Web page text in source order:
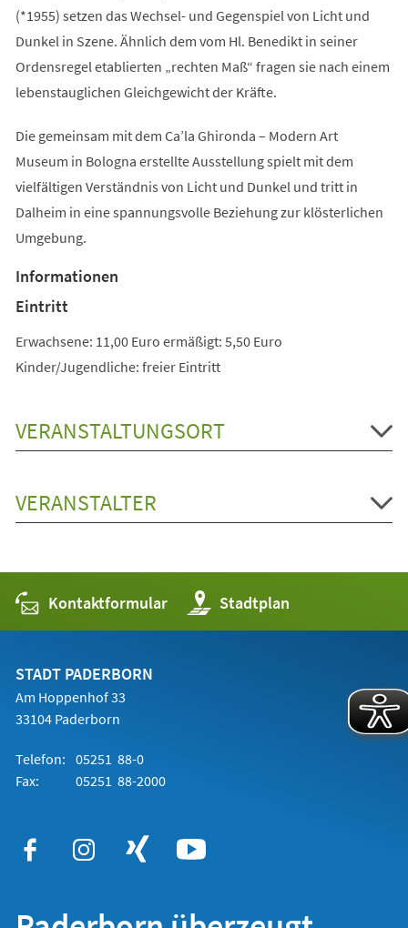
(*1955) setzen das Wechsel- und Gegenspiel von Licht und
Dunkel in Szene. Ähnlich dem vom Hl. Benedikt in seiner
Ordensregel etablierten „rechten Maß“ fragen sie nach einem
lebenstauglichen Gleichgewicht der Kräfte.
Die gemeinsam mit dem Ca’la Ghironda – Modern Art
Museum in Bologna erstellte Ausstellung spielt mit dem
vielfältigen Verständnis von Licht und Dunkel und tritt in
Dalheim in eine spannungsvolle Beziehung zur klösterlichen
Umgebung.
Informationen
Eintritt
Erwachsene: 11,00 Euro ermäßigt: 5,50 Euro
Kinder/Jugendliche: freier Eintritt
VERANSTALTUNGSORT
VERANSTALTER
Kontaktformular Stadtplan
(Öffnet
in
einem
STADT PADERBORN
Am Hoppenhof 33
33104 Paderborn
Telefon: 05251 88-0
Fax:
05251 88-2000